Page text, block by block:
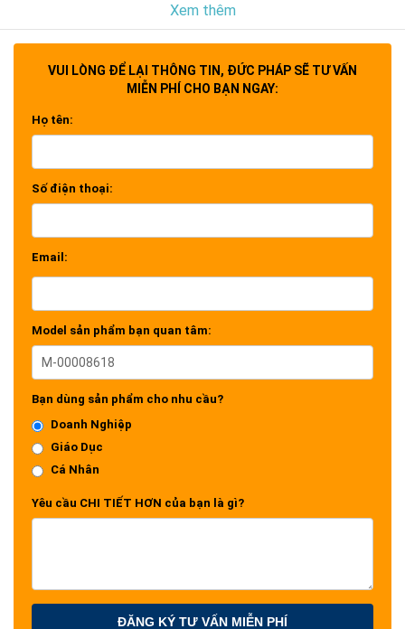
Xem thêm
VUI LÒNG ĐỂ LẠI THÔNG TIN, ĐỨC PHÁP SẼ TƯ VẤN
MIỄN PHÍ CHO BẠN NGAY:
Họ tên:
Số điện thoại:
Email:
Model sản phẩm bạn quan tâm:
Bạn dùng sản phẩm cho nhu cầu?
Doanh Nghiệp
Giáo Dục
Cá Nhân
Yêu cầu CHI TIẾT HƠN của bạn là gì?
ĐĂNG KÝ TƯ VẤN MIỄN PHÍ